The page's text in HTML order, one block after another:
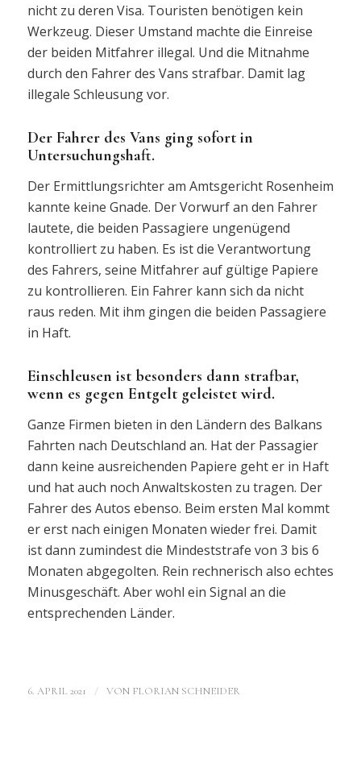
nicht zu deren Visa. Touristen benötigen kein
Werkzeug. Dieser Umstand machte die Einreise
der beiden Mitfahrer illegal. Und die Mitnahme
durch den Fahrer des Vans strafbar. Damit lag
illegale Schleusung vor.
Der Fahrer des Vans ging sofort in
Untersuchungshaft.
Der Ermittlungsrichter am Amtsgericht Rosenheim
kannte keine Gnade. Der Vorwurf an den Fahrer
lautete, die beiden Passagiere ungenügend
kontrolliert zu haben. Es ist die Verantwortung
des Fahrers, seine Mitfahrer auf gültige Papiere
zu kontrollieren. Ein Fahrer kann sich da nicht
raus reden. Mit ihm gingen die beiden Passagiere
in Haft.
Einschleusen ist besonders dann strafbar,
wenn es gegen Entgelt geleistet wird.
Ganze Firmen bieten in den Ländern des Balkans
Fahrten nach Deutschland an. Hat der Passagier
dann keine ausreichenden Papiere geht er in Haft
und hat auch noch Anwaltskosten zu tragen. Der
Fahrer des Autos ebenso. Beim ersten Mal kommt
er erst nach einigen Monaten wieder frei. Damit
ist dann zumindest die Mindeststrafe von 3 bis 6
Monaten abgegolten. Rein rechnerisch also echtes
Minusgeschäft. Aber wohl ein Signal an die
entsprechenden Länder.
6. APRIL 2021 / VON FLORIAN SCHNEIDER